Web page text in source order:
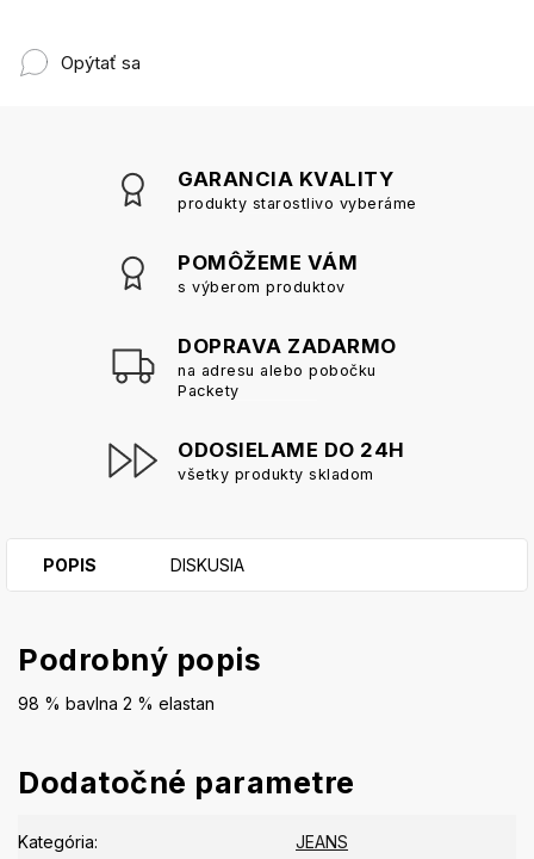
Opýtať sa
GARANCIA KVALITY
produkty starostlivo vyberáme
POMÔŽEME VÁM
s výberom produktov
DOPRAVA ZADARMO
na adresu alebo pobočku
Packety
ODOSIELAME DO 24H
všetky produkty skladom
POPIS DISKUSIA
Podrobný popis
98 % bavlna 2 % elastan
Dodatočné parametre
Kategória: JEANS